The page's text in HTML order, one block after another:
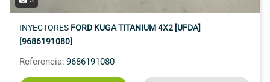
INYECTORES FORD KUGA TITANIUM 4X2 [UFDA]
[9686191080]
Referencia: 9686191080